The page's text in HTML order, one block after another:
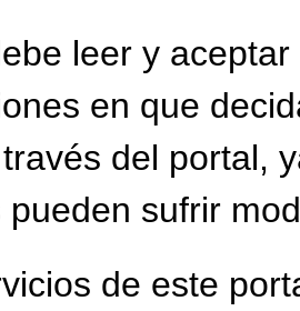
leer y
en que
del portal,
pueden sufrir
de este